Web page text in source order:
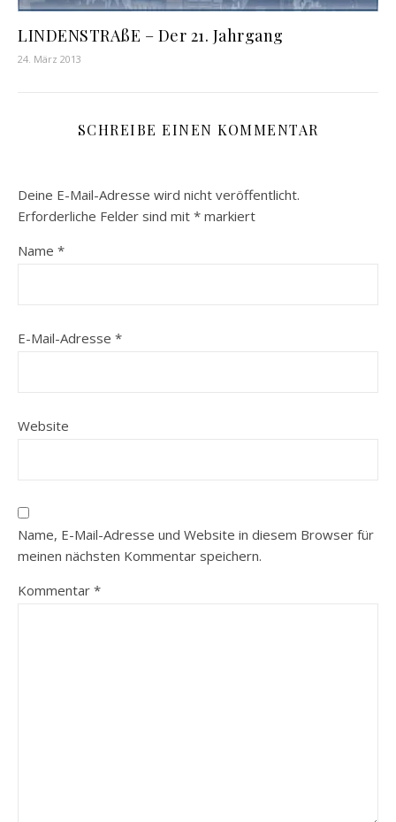
LINDENSTRAßE – Der 21. Jahrgang
24. März 2013
SCHREIBE EINEN KOMMENTAR
Deine E-Mail-Adresse wird nicht veröffentlicht.
Erforderliche Felder sind mit * markiert
Name *
E-Mail-Adresse *
Website
Name, E-Mail-Adresse und Website in diesem Browser für
meinen nächsten Kommentar speichern.
Kommentar *